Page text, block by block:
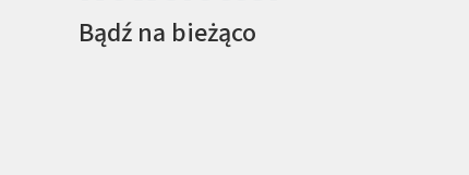
Bądź na bieżąco